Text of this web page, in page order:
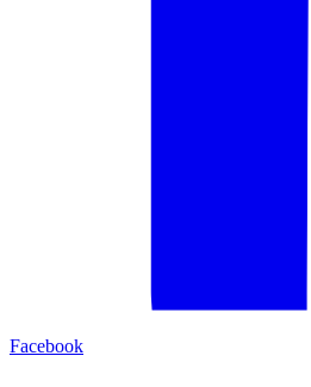
Facebook